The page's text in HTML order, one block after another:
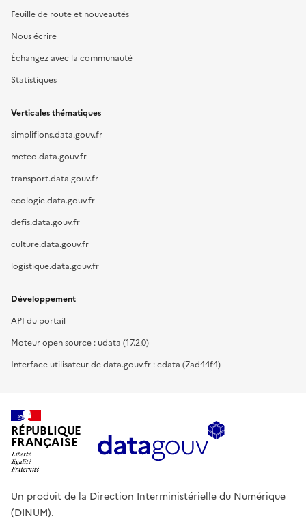
Feuille de route et nouveautés
Nous écrire
Échangez avec la communauté
Statistiques
Verticales thématiques
simplifions.data.gouv.fr
meteo.data.gouv.fr
transport.data.gouv.fr
ecologie.data.gouv.fr
defis.data.gouv.fr
culture.data.gouv.fr
logistique.data.gouv.fr
Développement
API du portail
Moteur open source : udata (17.2.0)
Interface utilisateur de data.gouv.fr : cdata (7ad44f4)
RÉPUBLIQUE
FRANÇAISE
Un produit de la Direction Interministérielle du Numérique
(DINUM).